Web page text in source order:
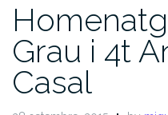
Grau i 4t
Casal